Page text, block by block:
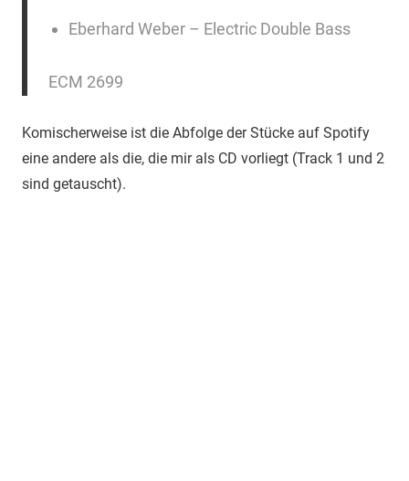
Eberhard Weber – Electric Double Bass
ECM 2699
Komischerweise ist die Abfolge der Stücke auf Spotify
eine andere als die, die mir als CD vorliegt (Track 1 und 2
sind getauscht).